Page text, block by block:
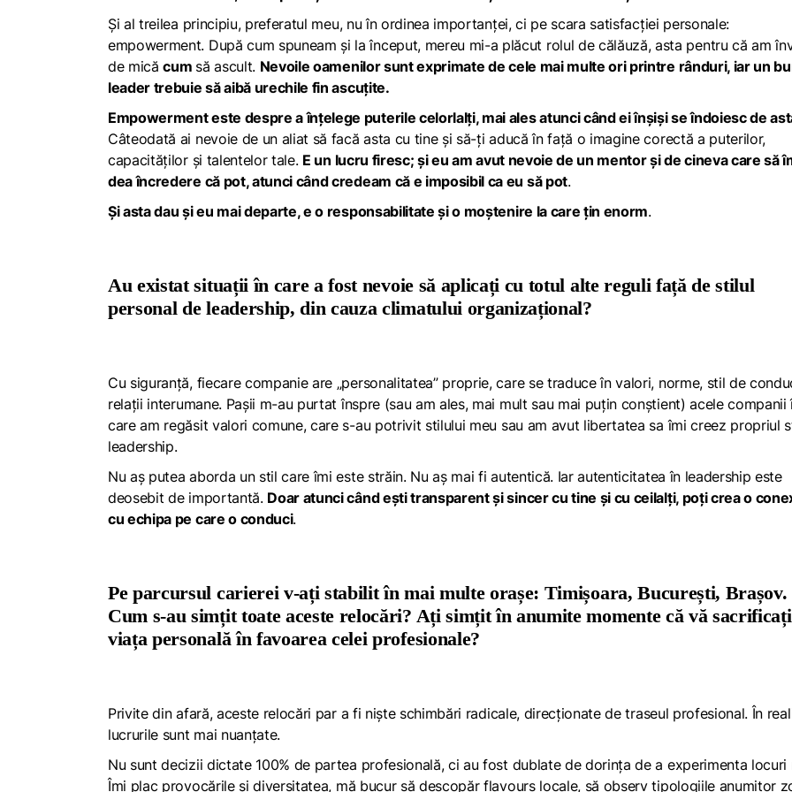
Și al treilea principiu, preferatul meu, nu în ordinea importanței, ci pe scara satisfacției personale:
empowerment. După cum spuneam și la început, mereu mi-a plăcut rolul de călăuză, asta pentru că am
de micăcum să ascult. Nevoile oamenilor sunt exprimate de cele mai multe ori printre rânduri, iar un
leader trebuie să aibă urechile fin ascuțite.
Empowerment este despre a înțelege puterile celorlalți, mai ales atunci când ei înșiși se îndoiesc de
Câteodată ai nevoie de un aliat să facă asta cu tine și să-ți aducă în față o imagine corectă a puterilor,
capacităților și talentelor tale. E un lucru firesc; și eu am avut nevoie de un mentor și de cineva care să
dea încredere că pot, atunci când credeam că e imposibil ca eu să pot.
Și asta dau și eu mai departe, e o responsabilitate și o moștenire la care țin enorm.
Au existat situații în care a fost nevoie să aplicați cu totul alte reguli față de stilul
personal de leadership, din cauza climatului organizațional?
Cu siguranță, fiecare companie are „personalitatea” proprie, care se traduce în valori, norme, stil de
relații interumane. Pașii m-au purtat înspre (sau am ales, mai mult sau mai puțin conștient) acele companii
care am regăsit valori comune, care s-au potrivit stilului meu sau am avut libertatea sa îmi creez propriul
leadership.
Nu aș putea aborda un stil care îmi este străin. Nu aș mai fi autentică. Iar autenticitatea în leadership este
deosebit de importantă. Doar atunci când ești transparent și sincer cu tine și cu ceilalți, poți crea o
cu echipa pe care o conduci.
Pe parcursul carierei v-ați stabilit în mai multe orașe: Timișoara, București, Brașov.
Cum s-au simțit toate aceste relocări? Ați simțit în anumite momente că vă sacrificați
viața personală în favoarea celei profesionale?
Privite din afară, aceste relocări par a fi niște schimbări radicale, direcționate de traseul profesional. În
lucrurile sunt mai nuanțate.
Nu sunt decizii dictate 100% de partea profesională, ci au fost dublate de dorința de a experimenta locuri
Îmi plac provocările și diversitatea, mă bucur să descopărflavourslocale, să observ tipologiile anumitor